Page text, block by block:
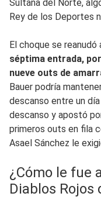
Sultana del Norte,
Rey de los Deportes
El choque se reanudó
séptima entrada,
nueve outs de
Bauer podría
descanso entre un
descanso y apostó
primeros outs en fila
Asael Sánchez le
¿Cómo le fue
Diablos Rojos